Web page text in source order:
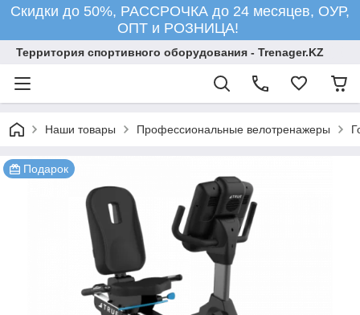
Скидки до 50%, РАССРОЧКА до 24 месяцев, ОУР,
ОПТ и РОЗНИЦА!
Территория спортивного оборудования - Trenager.KZ
Наши товары Профессиональные велотренажеры
Подарок